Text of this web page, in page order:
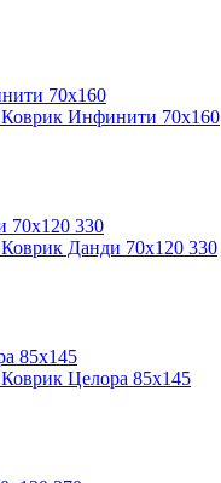
Коврик Инфинити 70х160
Коврик Данди 70х120 330
Коврик Целора 85х145